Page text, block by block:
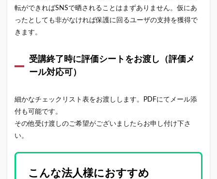
転ができればSNSで晒されることはまずありません。仮にあ
ったとしても非がなければ保護に回るユーザの支持を獲得で
きます。
受講終了時に評価シートをお渡し（評価メ
ール対応可）
細かなチェックリスト表をお渡しします。PDFにてメール添
付も可能です。
その他受け渡しのご希望がございましたらお申し付け下さ
い。
こんな法人様におすすめ